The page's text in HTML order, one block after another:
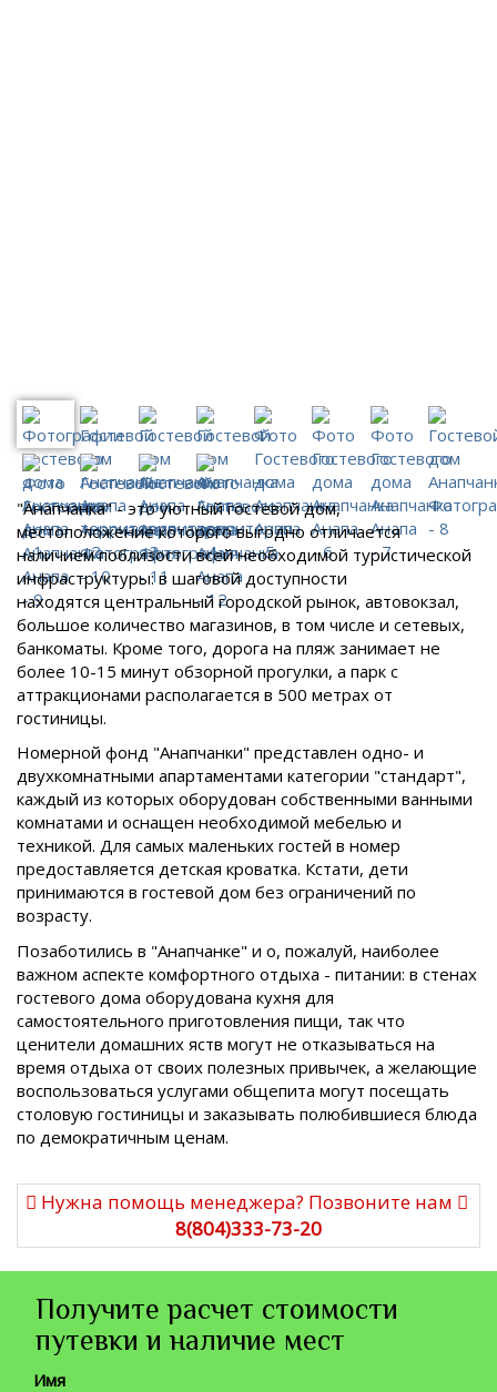
"Анапчанка" - это уютный гостевой дом,
местоположение которого выгодно отличается
наличием поблизости всей необходимой туристической
инфраструктуры: в шаговой доступности
находятся центральный городской рынок, автовокзал,
большое количество магазинов, в том числе и сетевых,
банкоматы. Кроме того, дорога на пляж занимает не
более 10-15 минут обзорной прогулки, а парк с
аттракционами располагается в 500 метрах от
гостиницы.
Номерной фонд "Анапчанки" представлен одно- и
двухкомнатными апартаментами категории "стандарт",
каждый из которых оборудован собственными ванными
комнатами и оснащен необходимой мебелью и
техникой. Для самых маленьких гостей в номер
предоставляется детская кроватка. Кстати, дети
принимаются в гостевой дом без ограничений по
возрасту.
Позаботились в "Анапчанке" и о, пожалуй, наиболее
важном аспекте комфортного отдыха - питании: в стенах
гостевого дома оборудована кухня для
самостоятельного приготовления пищи, так что
ценители домашних яств могут не отказываться на
время отдыха от своих полезных привычек, а желающие
воспользоваться услугами общепита могут посещать
столовую гостиницы и заказывать полюбившиеся блюда
по демократичным ценам.
Нужна помощь менеджера? Позвоните нам
8(804)333-73-20
Получите расчет стоимости
путевки и наличие мест
Имя